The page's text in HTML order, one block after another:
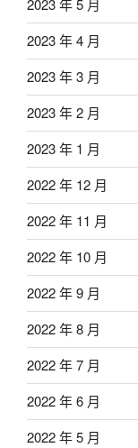
2023 年 5 月
2023 年 4 月
2023 年 3 月
2023 年 2 月
2023 年 1 月
2022 年 12 月
2022 年 11 月
2022 年 10 月
2022 年 9 月
2022 年 8 月
2022 年 7 月
2022 年 6 月
2022 年 5 月